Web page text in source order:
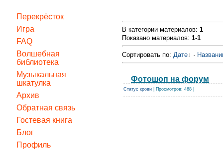
Перекрёсток
Игра
FAQ
Волшебная
библиотека
Музыкальная
шкатулка
Архив
Обратная связь
Гостевая книга
Блог
Профиль
В категории материалов: 1
Показано материалов: 1-1
Сортировать по: Дате ·
Фотошоп на форум
Статус крови | Просмотров: 468 |